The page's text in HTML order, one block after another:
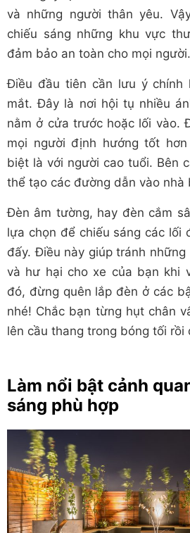
và những người thân yêu.
chiếu sáng những khu vực
đảm bảo an toàn cho mọi người.
Điều đầu tiên cần lưu ý
mắt. Đây là nơi hội tụ nhiều
nằm ở cửa trước hoặc lối vào.
mọi người định hướng tốt
biệt là với người cao tuổi. Bên
thể tạo các đường dẫn vào nhà
Đèn âm tường, hay đèn cắm
lựa chọn để chiếu sáng các lối
đấy. Điều này giúp tránh
và hư hại cho xe của bạn khi
đó, đừng quên lắp đèn ở các
nhé! Chắc bạn từng hụt chân
lên cầu thang trong bóng tối rồi
Làm nổi bật cảnh
sáng phù hợp